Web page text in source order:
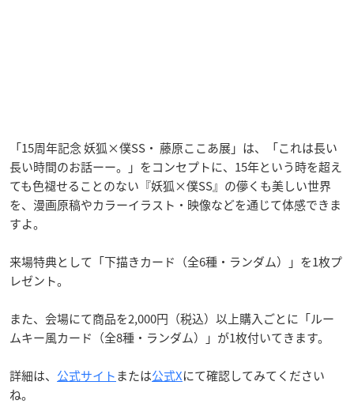
「15周年記念 妖狐×僕SS・ 藤原ここあ展」は、「これは長い
長い時間のお話ーー。」をコンセプトに、15年という時を超え
ても色褪せることのない『妖狐×僕SS』の儚くも美しい世界
を、漫画原稿やカラーイラスト・映像などを通じて体感できま
すよ。
来場特典として「下描きカード（全6種・ランダム）」を1枚プ
レゼント。
また、会場にて商品を2,000円（税込）以上購入ごとに「ルー
ムキー風カード（全8種・ランダム）」が1枚付いてきます。
詳細は、 公式サイトまたは公式Xにて確認してみてください
ね。